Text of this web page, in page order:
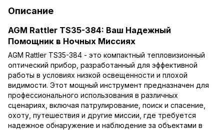
Описание
AGM Rattler TS35-384: Ваш Надежный
Помощник в Ночных Миссиях
AGM Rattler TS35-384 - это компактный тепловизионный
оптический прибор, разработанный для эффективной
работы в условиях низкой освещенности и плохой
видимости. Этот мощный инструмент предназначен для
профессионального использования в различных
сценариях, включая патрулирование, поиск и спасение,
охоту, путешествия и другие миссии, где требуется
надежное обнаружение и наблюдение за объектами в